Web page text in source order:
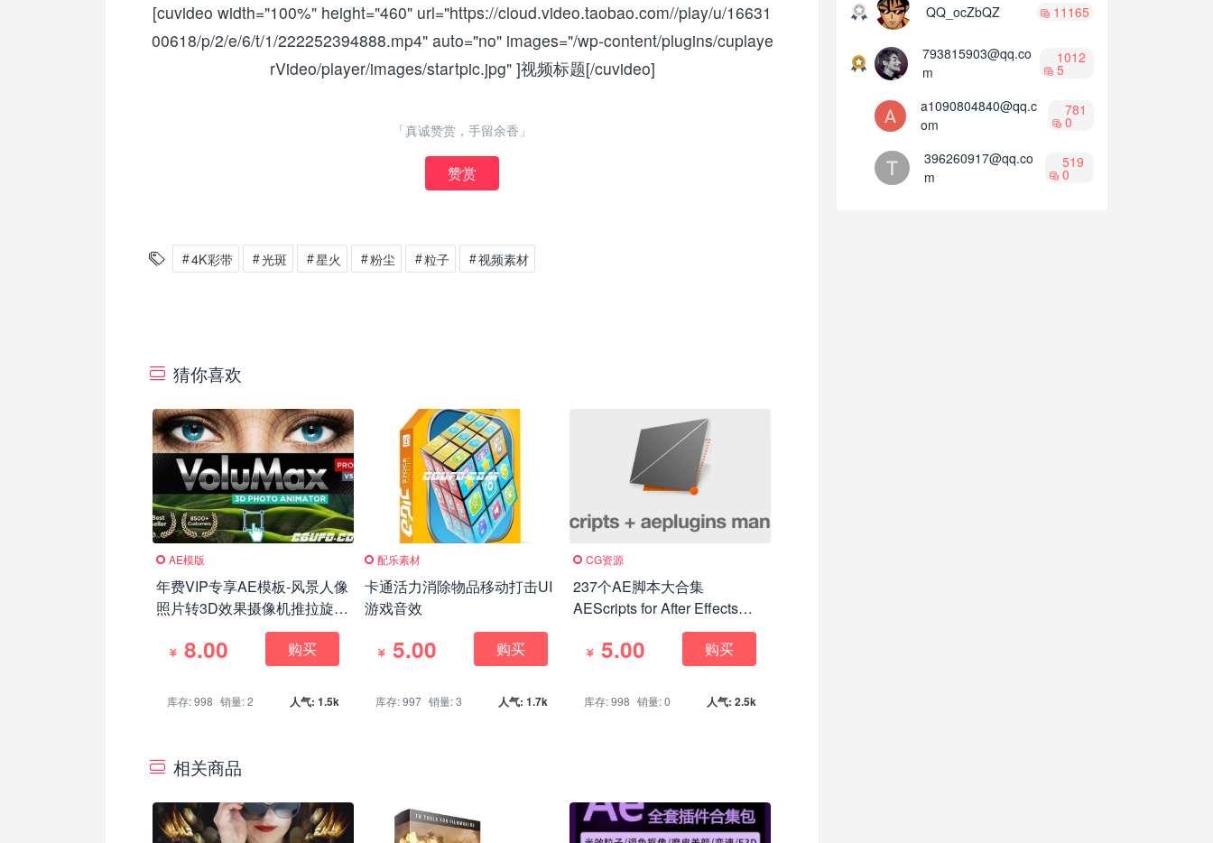
[cuvideo width="100%" height="460" url="https://cloud.video.taobao.com//play/u/16631
00618/p/2/e/6/t/1/222252394888.mp4" auto="no" images="/wp-content/plugins/cuplaye
rVideo/player/images/startpic.jpg" ]视频标题[/cuvideo]
「真诚赞赏，手留余香」
赞赏
4K彩带 光斑 星火 粉尘 粒子 视频素材
猜你喜欢
AE模版
年费VIP专享AE模板-风景人像
照片转3D效果摄像机推拉旋转
景深动画 VoluMax Pro (更新
到V5.2)8.00 购买
库存: 998 销量: 2 人气: 1.5k
配乐素材
卡通活力消除物品移动打击UI
游戏音效
5.00 购买
库存: 997 销量: 3 人气: 1.7k
CG资源
237个AE脚本大合集
AEScripts for After Effects
5.00 购买
库存: 998 销量: 0 人气: 2.5k
相关商品
QQ_ocZbQZ 11165
793815903@qq.co
m
1012
5
a1090804840@qq.c
om
781
0
396260917@qq.co
m
519
0